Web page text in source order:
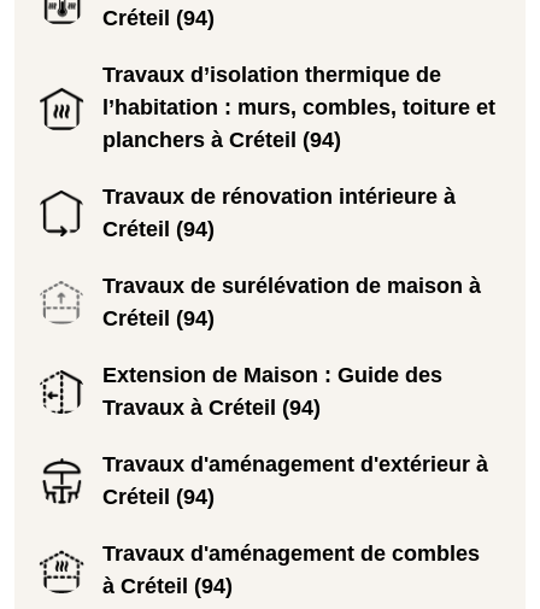
Créteil (94)
Travaux d’isolation thermique de
l’habitation : murs, combles, toiture et
planchers à Créteil (94)
Travaux de rénovation intérieure à
Créteil (94)
Travaux de surélévation de maison à
Créteil (94)
Extension de Maison : Guide des
Travaux à Créteil (94)
Travaux d'aménagement d'extérieur à
Créteil (94)
Travaux d'aménagement de combles
à Créteil (94)